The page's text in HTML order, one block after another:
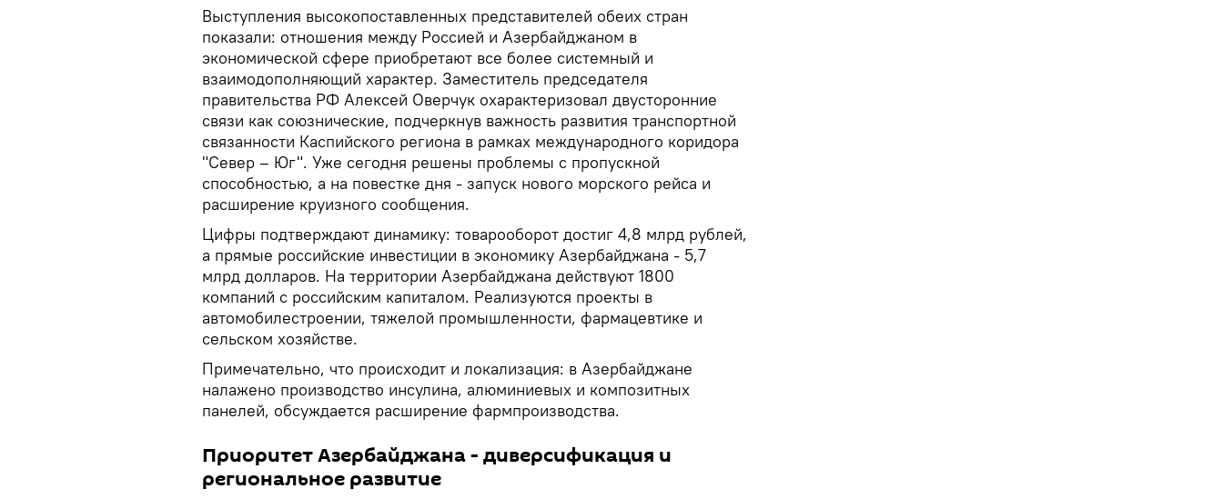
Выступления высокопоставленных представителей обеих стран
показали: отношения между Россией и Азербайджаном в
экономической сфере приобретают все более системный и
взаимодополняющий характер. Заместитель председателя
правительства РФ Алексей Оверчук охарактеризовал двусторонние
связи как союзнические, подчеркнув важность развития транспортной
связанности Каспийского региона в рамках международного коридора
"Север – Юг". Уже сегодня решены проблемы с пропускной
способностью, а на повестке дня - запуск нового морского рейса и
расширение круизного сообщения.
Цифры подтверждают динамику: товарооборот достиг 4,8 млрд рублей,
а прямые российские инвестиции в экономику Азербайджана - 5,7
млрд долларов. На территории Азербайджана действуют 1800
компаний с российским капиталом. Реализуются проекты в
автомобилестроении, тяжелой промышленности, фармацевтике и
сельском хозяйстве.
Примечательно, что происходит и локализация: в Азербайджане
налажено производство инсулина, алюминиевых и композитных
панелей, обсуждается расширение фармпроизводства.
Приоритет Азербайджана - диверсификация и
региональное развитие